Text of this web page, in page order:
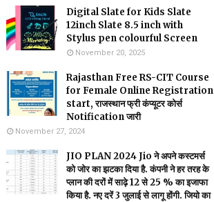
Digital Slate for Kids Slate
12inch Slate 8.5 inch with
Stylus pen colourful Screen
November 20, 2025
Rajasthan Free RS-CIT Course
for Female Online Registration
start, राजस्थान फ्री कंप्यूटर कोर्स
Notification जारी
November 27, 2024
JIO PLAN 2024 Jio ने अपने कस्टमर्स
को जोर का झटका दिया है. कंपनी ने हर तरह के
प्लान की दरों में साढ़े 12 से 25 % का इजाफा
किया है. नए दरें 3 जुलाई से लागू होंगी. जियो का